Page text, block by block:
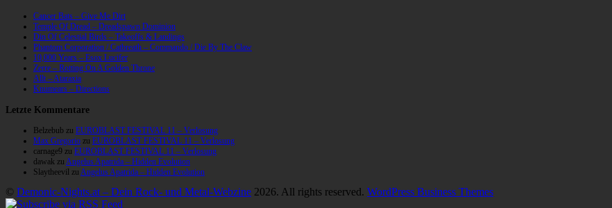
Cancer Bats – Give Me Dirt
Temple Of Dread – Dreadspawn Dominion
Din Of Celestial Birds – Takeoffs & Landings
Phantom Corporation / Catbreath – Commando / Die By The Claw
10,000 Years – Esox Lucifer
Zerre – Rotting On A Golden Throne
Allt – Ataraxia
Knumears – Directions
Letzte Kommentare
Belzebub zu EUROBLAST FESTIVAL 11 – Verlosung
Max Gregorio zu EUROBLAST FESTIVAL 11 – Verlosung
carnage9 zu EUROBLAST FESTIVAL 11 – Verlosung
dawak zu Angelus Apatrida – Hidden Evolution
Slaytheevil zu Angelus Apatrida – Hidden Evolution
© Demonic-Nights.at – Dein Rock- und Metal-Webzine 2026. All rights reserved. WordPress Business Themes